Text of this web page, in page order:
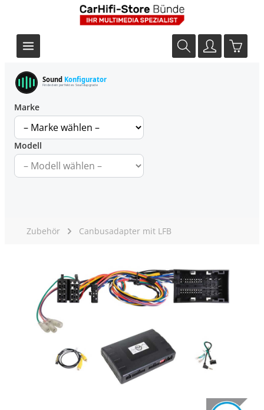
Sound Konfigurator
Finde dein perfektes Soundupgrade
Marke
Modell
Zubehör Canbusadapter mit LFB